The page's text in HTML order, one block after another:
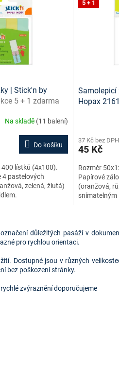
| Stick'n by
5 + 1 zdarma
Na skladě (11 balení)
Do košíku
400 lístků (4x100).
4 pastelových
zelená, žlutá)
5 + 1
Samolepicí
Hopax
37 Kč bez DPH
45 Kč
Rozměr
Papírové
(oranžová,
snímatelným
l
á
d
a
c
p
důležitých pasáží v
pro rychlou orientaci.
Dostupné jsou v různých
bez poškození stránky.
zvýraznění doporučujeme